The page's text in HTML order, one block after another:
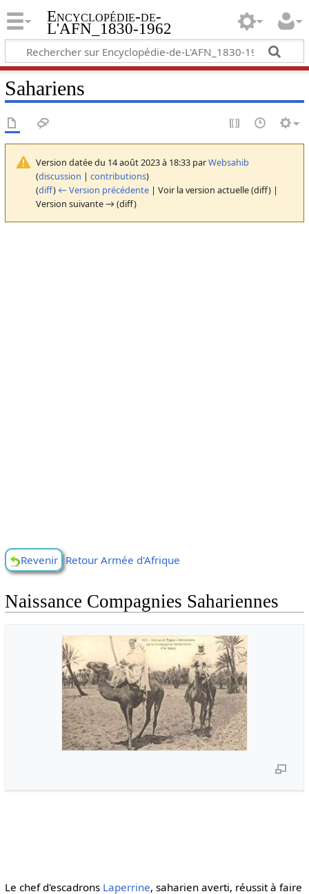
Encyclopédie-de-
L'AFN_1830-1962
Sahariens
Version datée du 14 août 2023 à 18:33 parWebsahib
(discussion | contributions)
(diff) ← Version précédente| Voir la version actuelle (diff) |
Version suivante → (diff)
Revenir Retour Armée d'Afrique
Naissance Compagnies Sahariennes
Le chef d'escadrons Laperrine, saharien averti, réussit à faire